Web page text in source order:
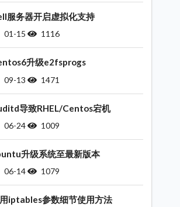
服务器开启虚拟化支持
01-15 1116
升级e2fsprogs
09-13 1471
导致RHEL/Centos宕机
06-24 1009
升级系统至最新版本
06-14 1079
iptables参数细节使用方法